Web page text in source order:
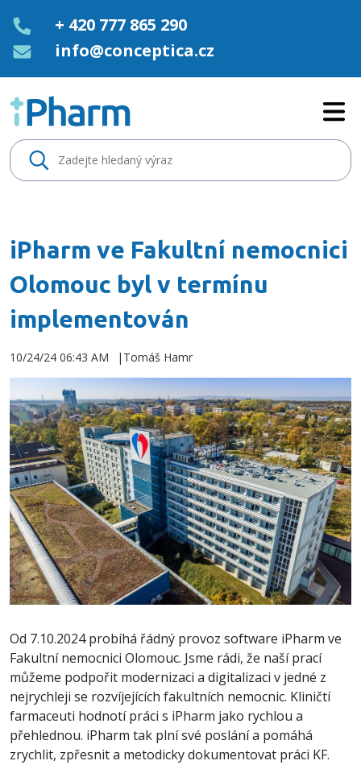
+ 420 777 865 290
info@conceptica.cz
iPharm ve Fakultní nemocnici
Olomouc byl v termínu
implementován
10/24/24 06:43 AM Tomáš Hamr
Od 7.10.2024 probíhá řádný provoz software iPharm ve
Fakultní nemocnici Olomouc. Jsme rádi, že naší prací
můžeme podpořit modernizaci a digitalizaci v jedné z
nejrychleji se rozvíjejících fakultních nemocnic. Kliničtí
farmaceuti hodnotí práci s iPharm jako rychlou a
přehlednou. iPharm tak plní své poslání a pomáhá
zrychlit, zpřesnit a metodicky dokumentovat práci KF.